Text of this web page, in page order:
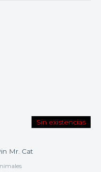
Sin existencias
Mr. Cat